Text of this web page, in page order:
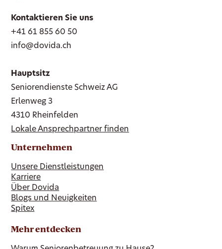
Kontaktieren Sie uns
+41 61 855 60 50
info@dovida.ch
Hauptsitz
Seniorendienste Schweiz AG
Erlenweg 3
4310 Rheinfelden
Lokale Ansprechpartner finden
Unternehmen
Unsere Dienstleistungen
Karriere
Über Dovida
Blogs und Neuigkeiten
Spitex
Mehr entdecken